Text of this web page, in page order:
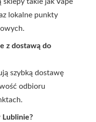
lokalne punkty
z dostawą do
szybką dostawę
odbioru
Lublinie?